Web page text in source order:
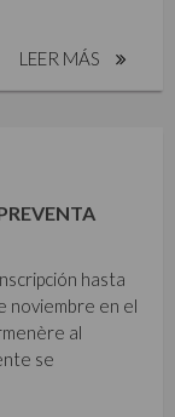
LEER MÁS
hasta
noviembre en el
al
se